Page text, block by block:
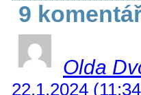
9
Olda
22.1.2024